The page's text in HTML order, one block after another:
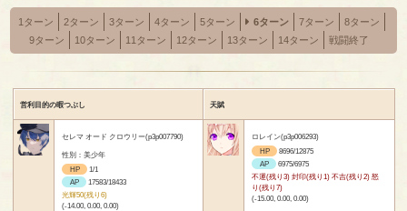
1ターン 2ターン 3ターン 4ターン 5ターン 6ターン 7ターン
8ターン
9ターン
10ターン 11ターン 12ターン 13ターン 14ターン 戦闘終了
営利目的の暇つぶし 天賦
セレマ オード クロウリー(p3p007790)
性別：美少年
HP
1/1
AP
17583/18433
光輝50(残り6)
(-14.00, 0.00, 0.00)
ロレイン(p3p006293)
HP
8696/12875
AP
6975/6975
不運(残り3) 封印(残り1) 不吉(残り2) 怒
り(残り7)
(-15.00, 0.00, 0.00)